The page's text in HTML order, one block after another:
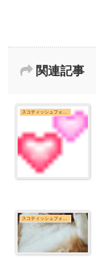
関連記事
スコティッシュフォールド